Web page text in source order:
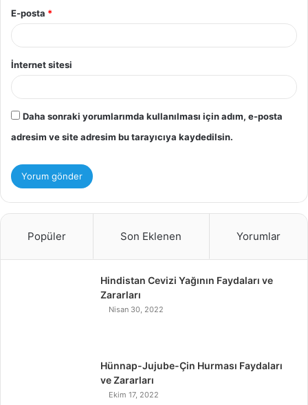
E-posta *
İnternet sitesi
Daha sonraki yorumlarımda kullanılması için adım, e-posta
adresim ve site adresim bu tarayıcıya kaydedilsin.
Popüler Son Eklenen Yorumlar
Hindistan Cevizi Yağının Faydaları ve
Zararları
Nisan 30, 2022
Hünnap-Jujube-Çin Hurması Faydaları
ve Zararları
Ekim 17, 2022